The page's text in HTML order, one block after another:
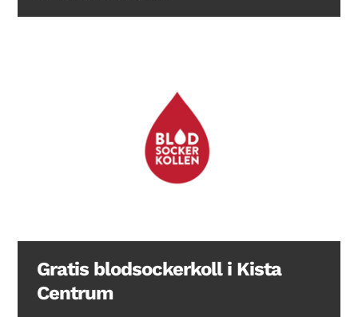
Gratis blodsockerkoll i Kista
Centrum